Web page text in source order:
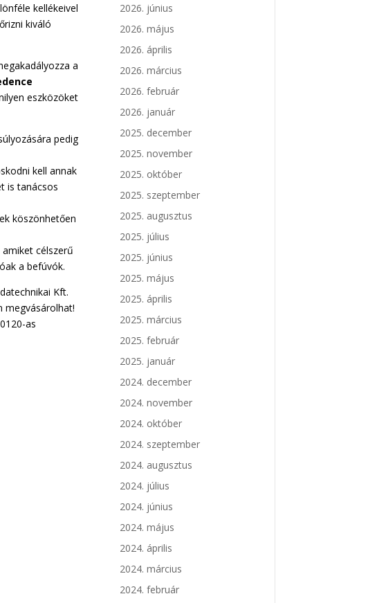
kellékeivel
kiváló
a
eszközöket
pedig
kell annak
is tanácsos
köszönhetően
célszerű
a befúvók.
Kft.
megvásárolhat!
as
2026. június
2026. május
2026. április
2026. március
2026. február
2026. január
2025. december
2025. november
2025. október
2025. szeptember
2025. augusztus
2025. július
2025. június
2025. május
2025. április
2025. március
2025. február
2025. január
2024. december
2024. november
2024. október
2024. szeptember
2024. augusztus
2024. július
2024. június
2024. május
2024. április
2024. március
2024. február